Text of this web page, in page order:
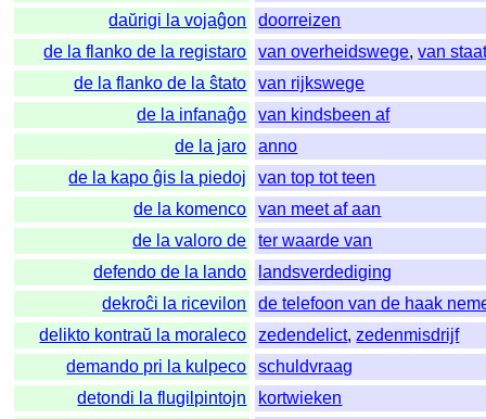
daŭrigi la vojaĝon
doorreizen
de la flanko de la registaro
van overheidswege,van
de la flanko de la ŝtato
van rijkswege
de la infanaĝo
van kindsbeen af
de la jaro
anno
de la kapo ĝis la piedoj
van top tot teen
de la komenco
van meet af aan
de la valoro de
ter waarde van
defendo de la lando
landsverdediging
dekroĉi la ricevilon
de telefoon van de haak
delikto kontraŭ la moraleco
zedendelict,zedenmisdrijf
demando pri la kulpeco
schuldvraag
detondi la flugilpintojn
kortwieken